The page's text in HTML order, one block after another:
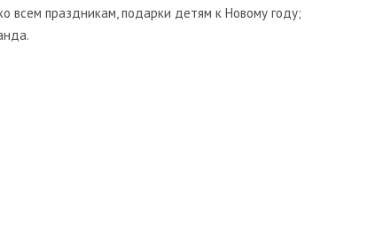
всем праздникам, подарки детям к Новому году;